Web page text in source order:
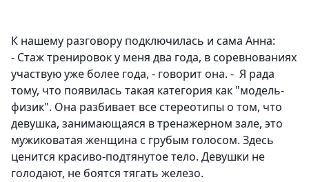
К нашему разговору подключилась и сама Анна:
- Стаж тренировок у меня два года, в соревнованиях
участвую уже более года, - говорит она. - Я рада
тому, что появилась такая категория как "модель-
физик". Она разбивает все стереотипы о том, что
девушка, занимающаяся в тренажерном зале, это
мужиковатая женщина с грубым голосом. Здесь
ценится красиво-подтянутое тело. Девушки не
голодают, не боятся тягать железо.